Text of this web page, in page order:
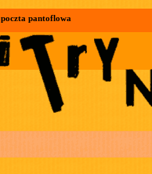
poczta pantoflowa